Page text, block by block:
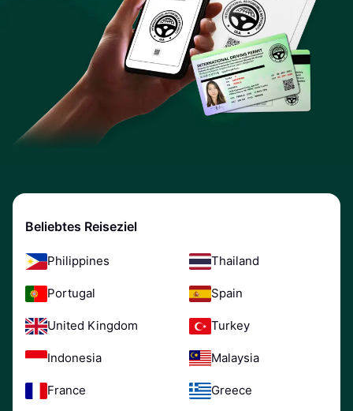
Beliebtes Reiseziel
Philippines Thailand
Portugal Spain
United Kingdom Turkey
Indonesia Malaysia
France Greece